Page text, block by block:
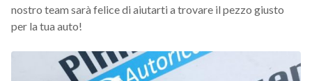
nostro team sarà felice di aiutarti a trovare il pezzo giusto
per la tua auto!